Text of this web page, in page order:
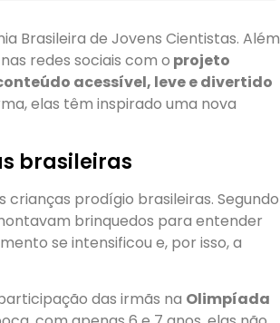
Brasileira de Jovens Cientistas. Além
redes sociais com o projeto
acessível, leve e divertido
elas têm inspirado uma nova
brasileiras
prodígio brasileiras. Segundo
brinquedos para entender
se intensificou e, por isso, a
das irmãs na Olimpíada